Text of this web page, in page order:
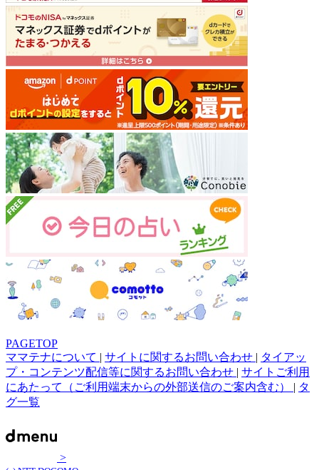
PAGETOP
ママテナについて | サイトに関するお問い合わせ | タイアッ
プ・コンテンツ配信等に関するお問い合わせ | サイトご利用
にあたって（ご利用端末からの外部送信のご案内含む） | タ
グ一覧
>